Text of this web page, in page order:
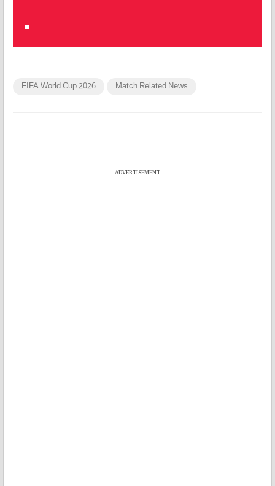
FIFA World Cup 2026 Match Related News
ADVERTISEMENT